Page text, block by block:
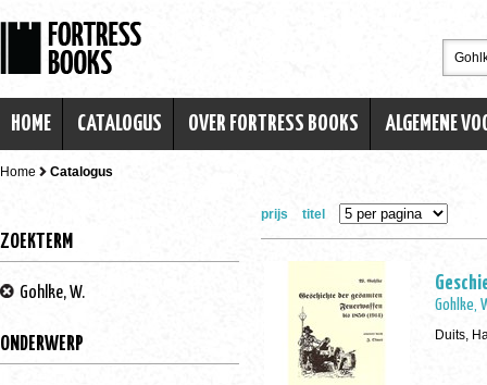
HOME CATALOGUS OVER FORTRESS BOOKS ALGEMENE
Home Catalogus
ZOEKTERM
Gohlke, W.
ONDERWERP
prijs titel
Gohlke,
Duits,